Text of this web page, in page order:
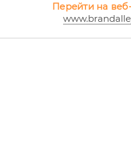
Перейти на